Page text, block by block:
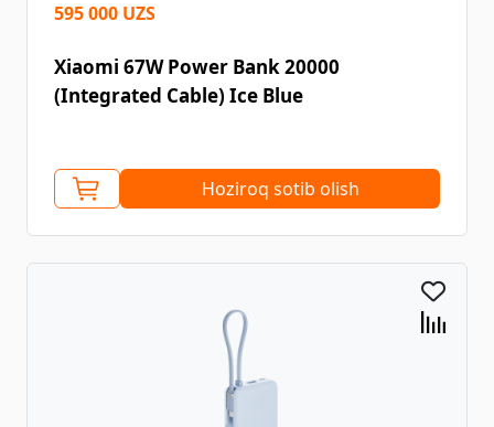
595 000 UZS
Xiaomi 67W Power Bank 20000
(Integrated Cable) Ice Blue
Hoziroq sotib olish